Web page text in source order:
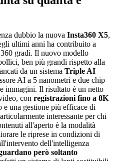
dubbio la nuova Insta360 X5,
ultimi anni ha contribuito a
gradi. Il nuovo modello
ben più grandi rispetto alla
da un sistema Triple AI
AI a 5 nanometri e due chip
immagini. Il risultato è un netto
con registrazioni fino a 8K
e una gestione più efficace di
interessante per chi
all'aperto è la modalità
le riprese in condizioni di
dell'intelligenza
però soltanto